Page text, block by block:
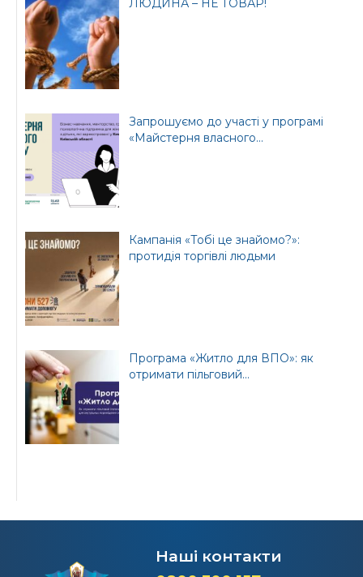
ЛЮДИНА – НЕ ТОВАР!
Запрошуємо до участі у програмі
«Майстерня власного...
Кампанія «Тобі це знайомо?»:
протидія торгівлі людьми
Програма «Житло для ВПО»: як
отримати пільговий...
Наші контакти